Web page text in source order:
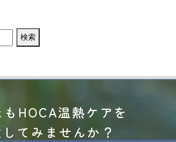
HOCA温熱ケアを
てみませんか？